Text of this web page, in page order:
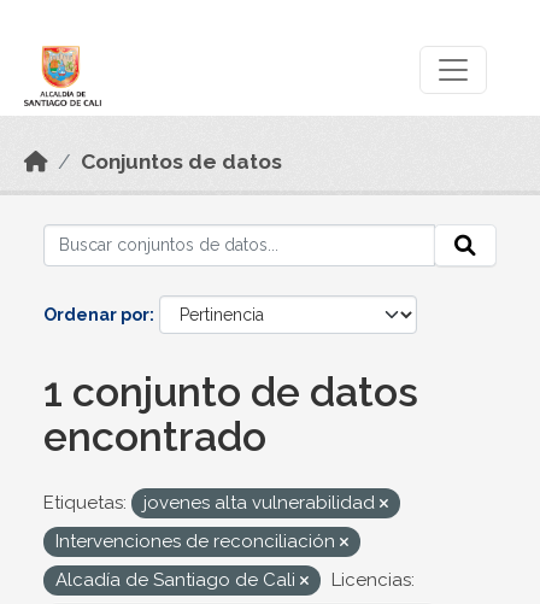
Conjuntos de datos
Ordenar por
1 conjunto de datos
encontrado
Etiquetas:
jovenes alta vulnerabilidad
Intervenciones de reconciliación
Alcadía de Santiago de Cali
Licencias: